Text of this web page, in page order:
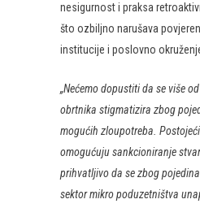
nesigurnost i praksa
što ozbiljno narušava
institucije i poslovno
„Nećemo dopustiti da se više
obrtnika stigmatizira zbog
mogućih zloupotreba.
omogućuju sankcioniranje
prihvatljivo da se zbog
sektor mikro poduzetništva